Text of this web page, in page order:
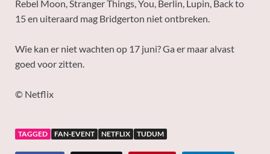
Rebel Moon, Stranger Things, You, Berlin, Lupin, Back to
15 en uiteraard mag Bridgerton niet ontbreken.
Wie kan er niet wachten op 17 juni? Ga er maar alvast
goed voor zitten.
© Netflix
TAGGED FAN-EVENT NETFLIX TUDUM